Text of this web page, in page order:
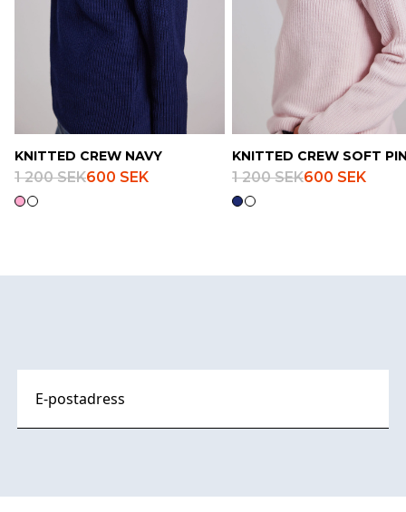
KNITTED CREW NAVY
1 200 SEK600 SEK
KNITTED CREW SOFT
1 200 SEK600 SEK